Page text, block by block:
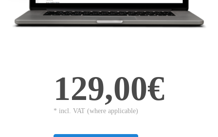
129,00€
* incl. VAT (where applicable)